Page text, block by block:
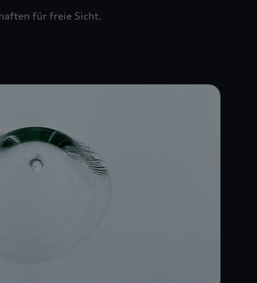
für freie Sicht.